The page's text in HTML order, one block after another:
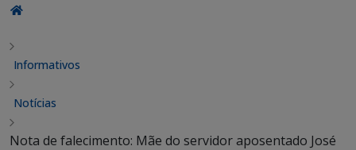
Informativos
Notícias
Nota de falecimento: Mãe do servidor aposentado José